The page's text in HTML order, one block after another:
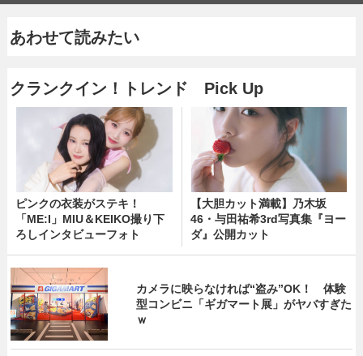
あわせて読みたい
クランクイン！トレンド Pick Up
ピンクの衣装がステキ！
「ME:I」MIU＆KEIKO撮り下
ろしインタビューフォト
【大胆カット満載】乃木坂
46・与田祐希3rd写真集『ヨー
ダ』公開カット
カメラに映らなければ“盗み”OK！ 体験
型コンビニ「ギガマート展」がヤバすぎた
ｗ